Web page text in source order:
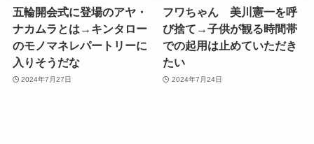
五輪開会式に登場のアヤ・
ナカムラとは→キンタロー
のモノマネレパートリーに
入りそうだな
2024年7月27日
フワちゃん 美川憲一を呼
び捨て→子供が観る時間帯
での起用は止めていただき
たい
2024年7月24日